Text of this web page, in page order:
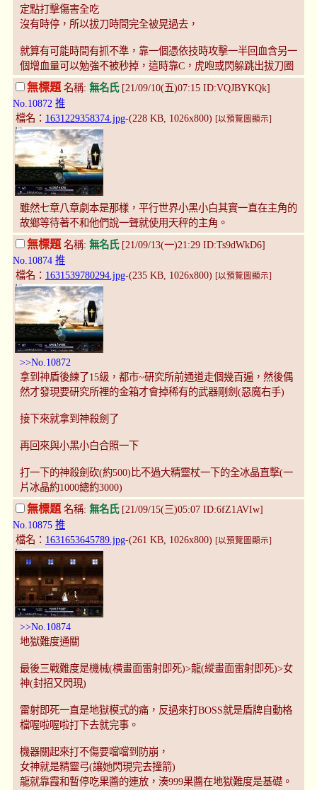
定點打擊傷害全吃
沒有時停，所以拔刀時間完全被晃過去，
就算有可能時間有抓不準，靠一個憑依技時攻擊一半回血含另一
個增血量可以勉強不被秒掉，這時靠C，虎咆或閃躲跳出拔刀圈
無標題 名稱: 無名氏[21/09/10(五)07:15 ID:VQJBYKQk]
No.10872 推
檔名： 1631229358374.jpg-(228 KB, 1026x800) [以預覽圖顯示]
雖然七章八章劇本是那樣，平行世界小黑小白其實一直在主角的
故鄉等待著不和他們說一聲就使用天秤的主角。
無標題 名稱: 無名氏[21/09/13(一)21:29 ID:Ts9dWkD6]
No.10874 推
檔名： 1631539780294.jpg-(235 KB, 1026x800) [以預覽圖顯示]
>>No.10872
拿到神盾後練了15級，都市~研究所前通道走個幾百遍，然後偶
然才發現要研究所裡的金箱才會掉稀有的武器剛劍(惡魔右手)
接下來就拿到神殺劍了
再回來與小黑小白合照一下
打一下的神殺劍砍(約500)比不過大精靈杖一下的全冰晶直擊(一
片冰晶約1000總約3000)
無標題 名稱: 無名氏[21/09/15(三)05:07 ID:6fZ1AVIw]
No.10875 推
檔名： 1631653645789.jpg-(261 KB, 1026x800) [以預覽圖顯示]
>>No.10874
地獄難度通關
最後三戰難度是機械(橫畫面雷射即死)>龍(縱畫面雷射即死)>女
神(封招又閃現)
雷射即死一直是地獄模式的痛，反過來打BOSS就是盾牌自動格
檔喔啦喔啦打下去就完事。
機器關起來打不傷要噹噹到防崩，
女神就是精靈弓(讓她閃現完去撞箭)
龍就靠霞和暫停吃果醬的連放，湊999果醬在地獄難度是基礎。